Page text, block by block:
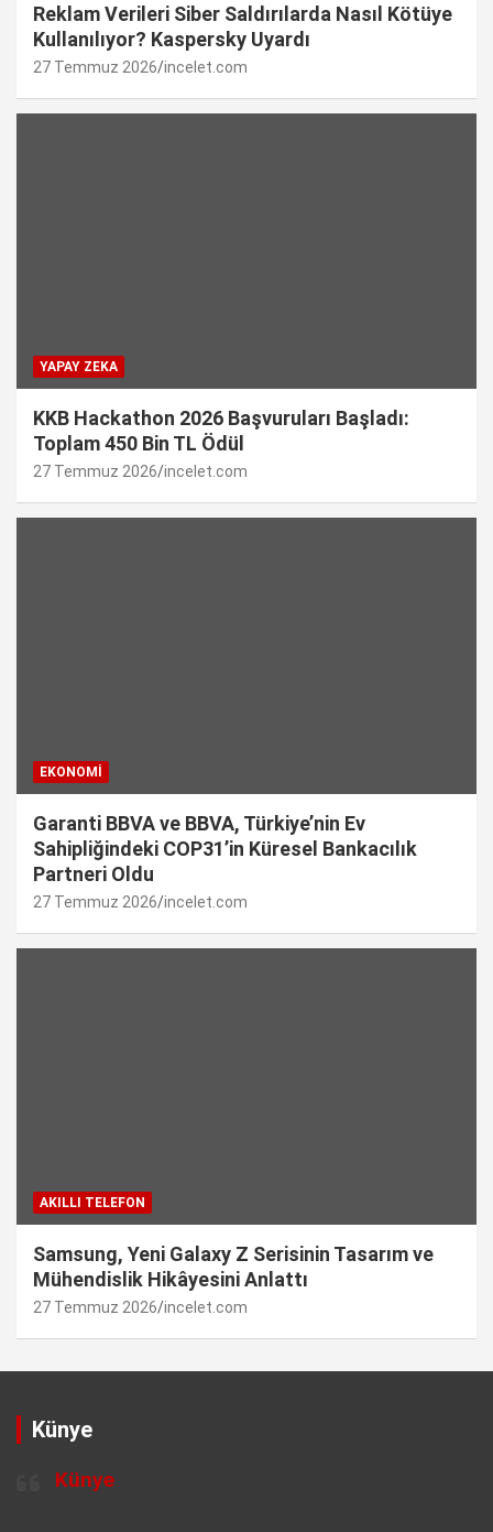
Reklam Verileri Siber Saldırılarda Nasıl Kötüye
Kullanılıyor? Kaspersky Uyardı
27 Temmuz 2026 incelet.com
YAPAY ZEKA
KKB Hackathon 2026 Başvuruları Başladı:
Toplam 450 Bin TL Ödül
27 Temmuz 2026 incelet.com
EKONOMI
Garanti BBVA ve BBVA, Türkiye’nin Ev
Sahipliğindeki COP31’in Küresel Bankacılık
Partneri Oldu
27 Temmuz 2026 incelet.com
AKILLI TELEFON
Samsung, Yeni Galaxy Z Serisinin Tasarım ve
Mühendislik Hikâyesini Anlattı
27 Temmuz 2026 incelet.com
Künye
Künye